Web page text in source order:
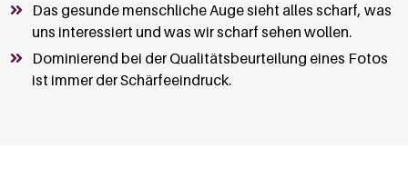
Das gesunde menschliche Auge sieht alles scharf, was
uns interessiert und was wir scharf sehen wollen.
Dominierend bei der Qualitätsbeurteilung eines Fotos
ist immer der Schärfeeindruck.